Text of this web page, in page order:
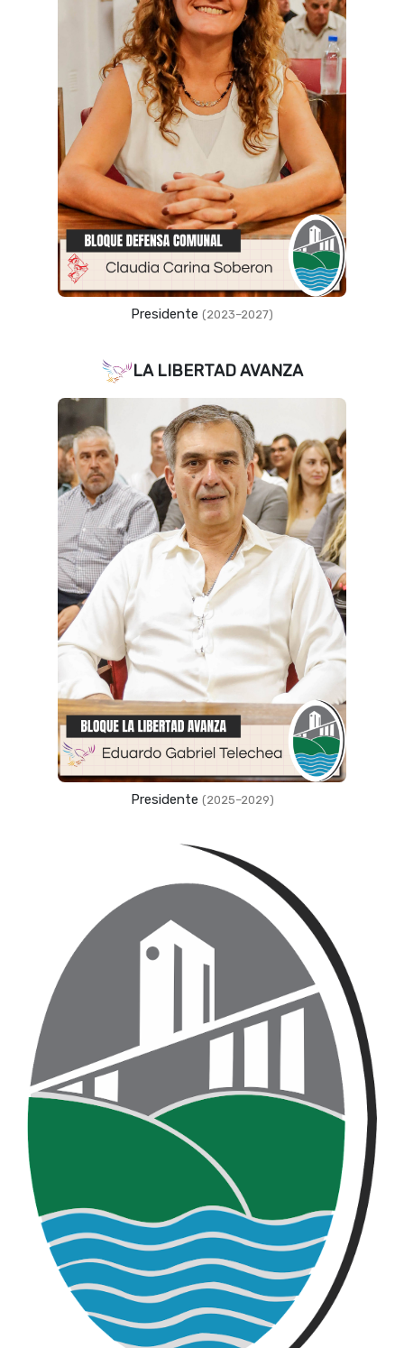
Presidente (2023–2027)
LA LIBERTAD AVANZA
Presidente (2025–2029)